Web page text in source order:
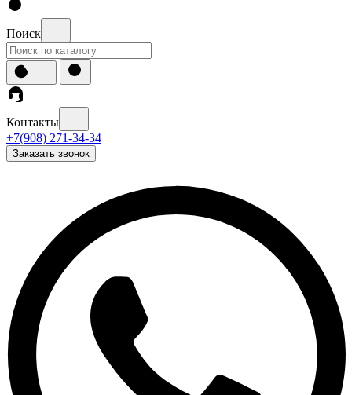
Поиск
Контакты
+7(908) 271-34-34
Заказать звонок